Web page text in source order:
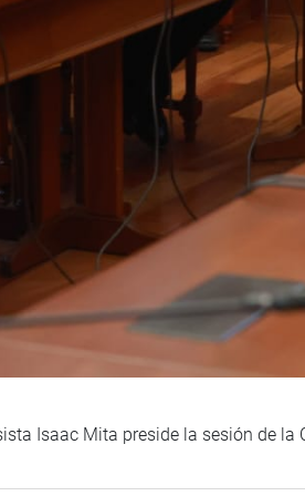
Isaac Mita preside la sesión de